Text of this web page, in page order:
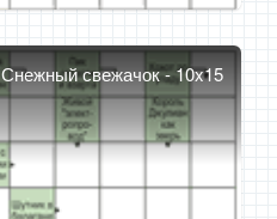
Снежный свежачок - 10x15